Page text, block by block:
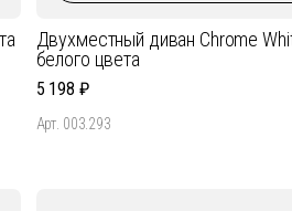
Двухместный диван Chrome
белого цвета
5 198
Арт. 003.293